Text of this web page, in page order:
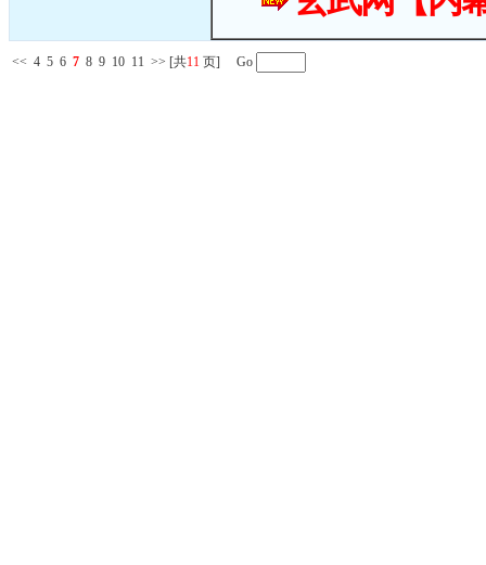
<< 4 5 6 7 8 9 10 11 >> [共11 页] Go